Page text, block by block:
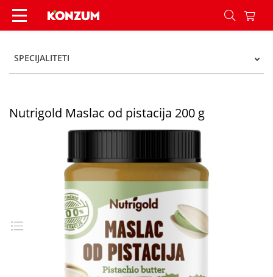
Nutrigold Maslac od pistacija 200 g - Konzum
SPECIJALITETI
Nutrigold Maslac od pistacija 200 g